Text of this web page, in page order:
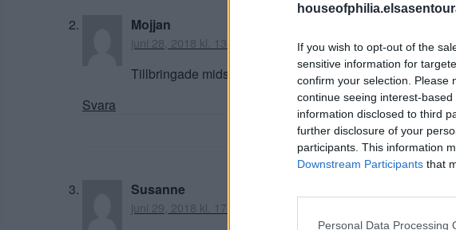
If you wish to opt-out of the
sensitive information for
confirm your selection. Please
continue seeing interest-
information disclosed to third
further disclosure of your
participants. This information
Downstream Participants that
Personal Data Processing
Mojjan
juni 28, 2018 kl. 13:04
Tillbringade midsommar på Böda = magiskt! <3 Kommer
Svara
Susanne
juni 29, 2018 kl. 17:17